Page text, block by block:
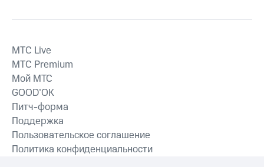
MTС Live
MTС Premium
Мой МТС
GOOD’OK
Питч-форма
Поддержка
Пользовательское соглашение
Политика конфиденциальности